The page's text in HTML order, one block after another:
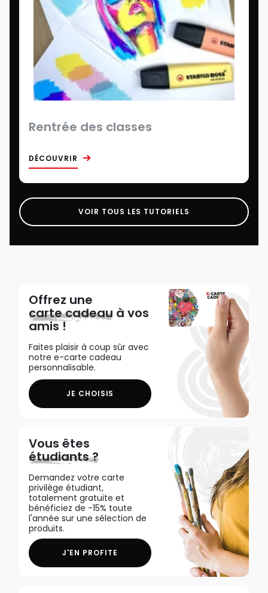
Rentrée des classes
DÉCOUVRIR
VOIR TOUS LES TUTORIELS
Offrez une
carte cadeau à vos
amis !
Faites plaisir à coup sûr avec
notre e-carte cadeau
personnalisable.
JE CHOISIS
Vous êtes
étudiants ?
Demandez votre carte
privilège étudiant,
totalement gratuite et
bénéficiez de -15% toute
l'année sur une sélection de
produits.
J'EN PROFITE